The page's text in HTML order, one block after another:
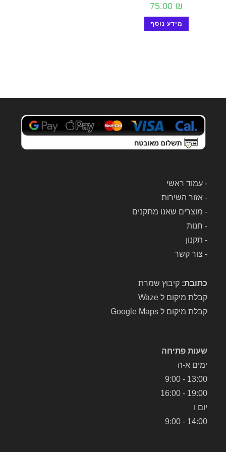
75.00 ₪
מידע נוסף
-עמוד ראשי
-אזור השירות
- מוצרים שאנו מתקנים
- חנות
- תקנון
- צור קשר
כתובת: קיבוץ שמרת
קבלת מיקום ל Waze
קבלת מיקום ל Google Maps
שעות פתיחה
ימים א-ה
13:00 - 9:00
19:00 - 16:00
יום ו
14:00 - 9:00